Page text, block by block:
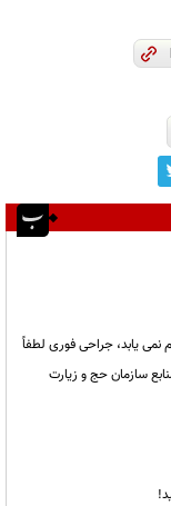
نمی یابد، جراحی فوری لطفاً
سازمان حج و زیارت